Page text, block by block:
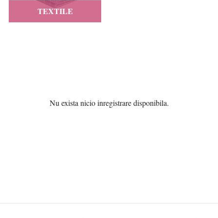
TEXTILE
Nu exista nicio inregistrare disponibila.